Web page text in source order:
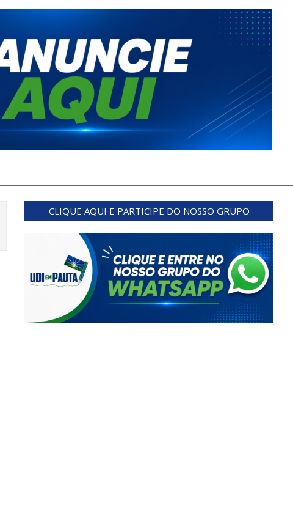
CLIQUE AQUI E PARTICIPE DO NOSSO GRUPO